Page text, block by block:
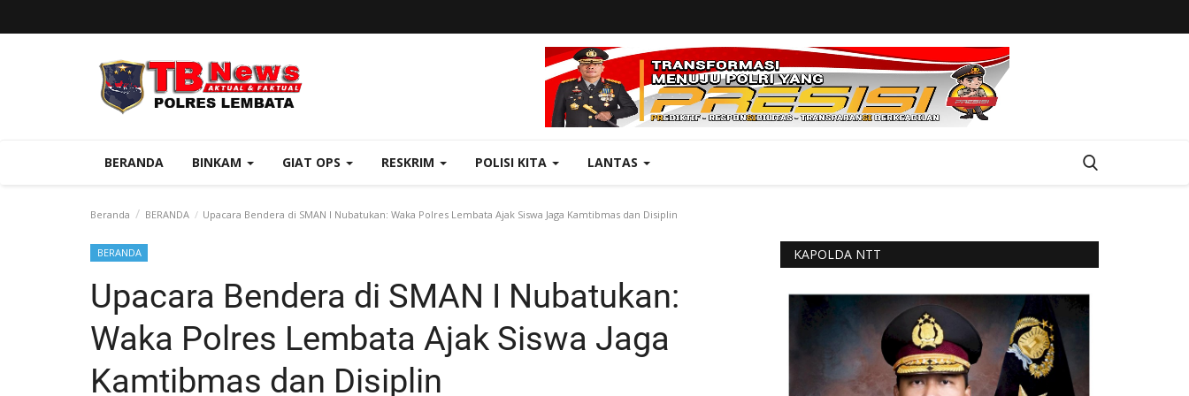
BERANDA BINKAM GIAT OPS RESKRIM POLISI KITA LANTAS
Beranda BERANDA Upacara Bendera di SMAN I Nubatukan: Waka Polres Lembata Ajak Siswa Jaga Kamtibmas dan Disiplin
BERANDA
Upacara Bendera di SMAN I Nubatukan:
Waka Polres Lembata Ajak Siswa Jaga
Kamtibmas dan Disiplin
KAPOLDA NTT